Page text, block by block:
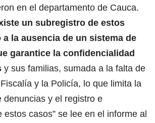
en el departamento de Cauca.
un subregistro de estos
la ausencia de un sistema de
garantice la confidencialidad
y sus familias, sumada a la falta de
y la Policía, lo que limita la
denuncias y el registro e
estos casos” se lee en el informe al